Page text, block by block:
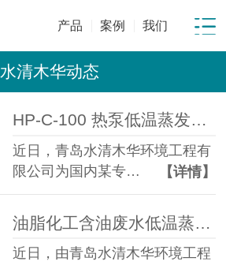
产品 案例 我们
水清木华动态
HP-C-100 热泵低温蒸发器落地金属表面处理企业化学镍磷化废液年省成本超百万元
近日，青岛水清木华环境工程有
限公司为国内某专…
【详情】
近日，由青岛水清木华环境工程